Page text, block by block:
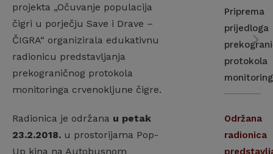
projekta „Očuvanje populacija
čigri u porječju Save i Drave –
ČIGRA“ organizirala edukativnu
radionicu predstavljanja
prekograničnog protokola
monitoringa crvenokljune čigre.
Radionica je održana u petak
23.2.2018. u prostorijama Pop-
Up kina na Autobusnom
Priprema
prijedloga
protokola
Održana
radionica